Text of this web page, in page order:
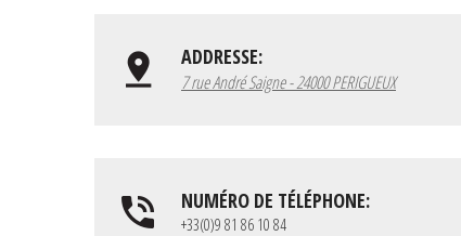
ADDRESSE:
7 rue André Saigne - 24000 PERIGUEUX
NUMÉRO DE TÉLÉPHONE:
+33(0)9 81 86 10 84